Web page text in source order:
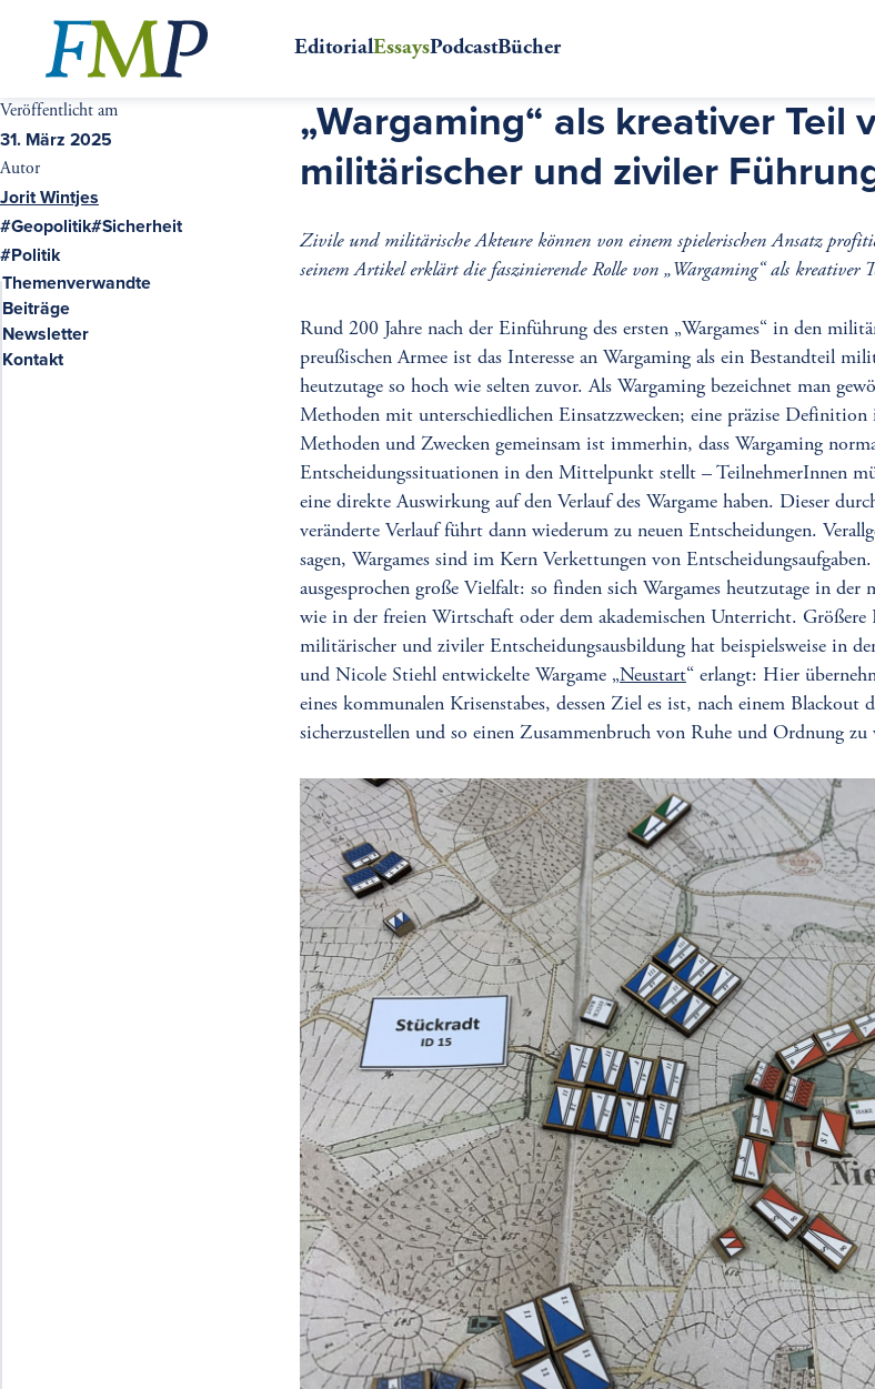
Hauptinhalt
EditorialEssaysPodcastBücher
„Wargaming“ als kreativer Teil
militärischer und ziviler
Veröffentlicht am
31. März 2025
Autor
Jorit Wintjes
Schlagwörter
Geopolitik Sicherheit
Politik
Continuative
contents
Themenverwandte
Beiträge
Newsletter
Kontakt
Zivile und militärische Akteure können von einem spielerischen Ansatz
seinem Artikel erklärt die faszinierende Rolle von „Wargaming“ als kreativer
Rund 200 Jahre nach der Einführung des ersten „Wargames“ in den
preußischen Armee ist das Interesse an Wargaming als ein Bestandteil
heutzutage so hoch wie selten zuvor. Als Wargaming bezeichnet man
Methoden mit unterschiedlichen Einsatzzwecken; eine präzise Definition
Methoden und Zwecken gemeinsam ist immerhin, dass Wargaming
Entscheidungssituationen in den Mittelpunkt stellt – TeilnehmerInnen
eine direkte Auswirkung auf den Verlauf des Wargame haben. Dieser
veränderte Verlauf führt dann wiederum zu neuen Entscheidungen.
sagen, Wargames sind im Kern Verkettungen von
ausgesprochen große Vielfalt: so finden sich Wargames heutzutage in der
wie in der freien Wirtschaft oder dem akademischen Unterricht. Größere
militärischer und ziviler Entscheidungsausbildung hat beispielsweise in
und Nicole Stiehl entwickelte Wargame „Neustart“ erlangt: Hier
eines kommunalen Krisenstabes, dessen Ziel es ist, nach einem Blackout
sicherzustellen und so einen Zusammenbruch von Ruhe und Ordnung zu